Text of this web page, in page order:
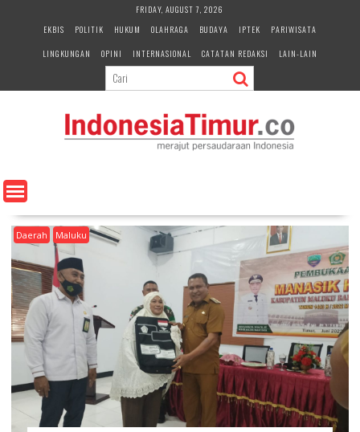
e
n
FRIDAY, AUGUST 7, 2026
EKBIS
POLITIK HUKUM OLAHRAGA BUDAYA IPTEK
PARIWISATA
LINGKUNGAN
OPINI INTERNASIONAL CATATAN REDAKSI LAIN-LAIN
Daerah Maluku